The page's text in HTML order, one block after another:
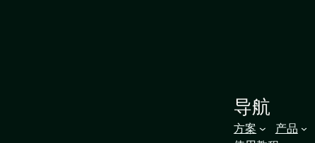
导航
方案 产品